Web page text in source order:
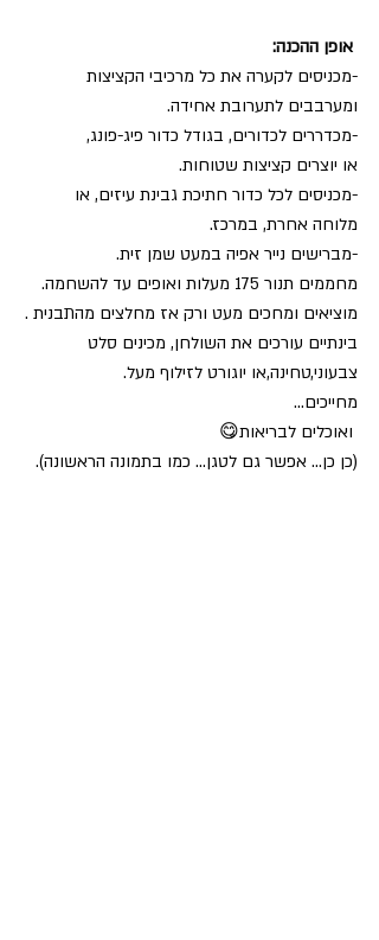
אופן ההכנה:
-מכניסים לקערה את כל מרכיבי הקציצות
ומערבבים לתערובת אחידה.
-מכדררים לכדורים, בגודל כדור פיג-פונג,
או יוצרים קציצות שטוחות.
-מכניסים לכל כדור חתיכת גבינת עיזים, או
מלוחה אחרת, במרכז.
-מברישים נייר אפיה במעט שמן זית.
מחממים תנור 175 מעלות ואופים עד להשחמה.
מוציאים ומחכים מעט ורק אז מחלצים מהתבנית .
בינתיים עורכים את השולחן, מכינים סלט
צבעוני,טחינה,או יוגורט לזילוף מעל.
מחייכים...
(כן כן... אפשר גם לטגן... כמו בתמונה הראשונה).